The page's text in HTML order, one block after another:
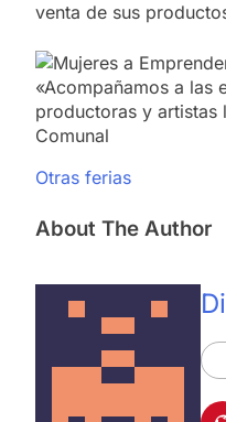
venta de sus
«Acompañamos a las
productoras y artistas
Comunal
Otras ferias
About The Author